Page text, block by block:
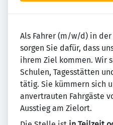
Als Fahrer (m/w/d) in
sorgen Sie dafür, dass
ihrem Ziel kommen. Wir
Schulen, Tagesstätten
tätig. Sie kümmern sich
anvertrauten Fahrgäste
Ausstieg am Zielort.